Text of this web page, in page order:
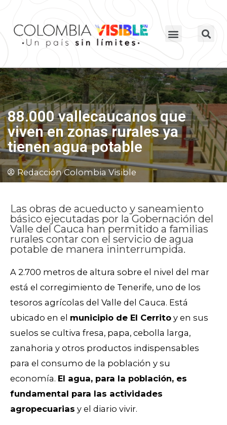
88.000 vallecaucanos que
viven en zonas rurales ya
tienen agua potable
Redacción Colombia Visible
Las obras de acueducto y saneamiento
básico ejecutadas por la Gobernación del
Valle del Cauca han permitido a familias
rurales contar con el servicio de agua
potable de manera ininterrumpida.
A 2.700 metros de altura sobre el nivel del mar
está el corregimiento de Tenerife, uno de los
tesoros agrícolas del Valle del Cauca. Está
ubicado en el municipio de El Cerrito y en sus
suelos se cultiva fresa, papa, cebolla larga,
zanahoria y otros productos indispensables
para el consumo de la población y su
economía. El agua, para la población, es
fundamental para las actividades
agropecuarias y el diario vivir.